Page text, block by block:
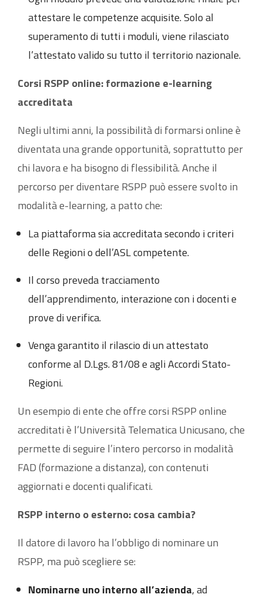
attestare le competenze acquisite. Solo al
superamento di tutti i moduli, viene rilasciato
l’attestato valido su tutto il territorio nazionale.
Corsi RSPP online: formazione e-learning
accreditata
Negli ultimi anni, la possibilità di formarsi online è
diventata una grande opportunità, soprattutto per
chi lavora e ha bisogno di flessibilità. Anche il
percorso per diventare RSPP può essere svolto in
modalità e-learning, a patto che:
La piattaforma sia accreditata secondo i criteri
delle Regioni o dell’ASL competente.
Il corso preveda tracciamento
dell’apprendimento, interazione con i docenti e
prove di verifica.
Venga garantito il rilascio di un attestato
conforme al D.Lgs. 81/08 e agli Accordi Stato-
Regioni.
Un esempio di ente che offre corsi RSPP online
accreditati è l’Università Telematica Unicusano, che
permette di seguire l’intero percorso in modalità
FAD (formazione a distanza), con contenuti
aggiornati e docenti qualificati.
RSPP interno o esterno: cosa cambia?
Il datore di lavoro ha l’obbligo di nominare un
RSPP, ma può scegliere se:
Nominarne uno interno all’azienda, ad